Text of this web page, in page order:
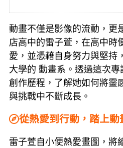
動畫不僅是影像的流動，更
店高中的雷子萱，在高中時
愛，並憑藉自身努力與堅持
大學的 動畫系。透過這次
創作歷程，了解她如何將靈
與挑戰中不斷成長。
從熱愛到行動，踏上動
雷子萱自小便熱愛畫圖，將